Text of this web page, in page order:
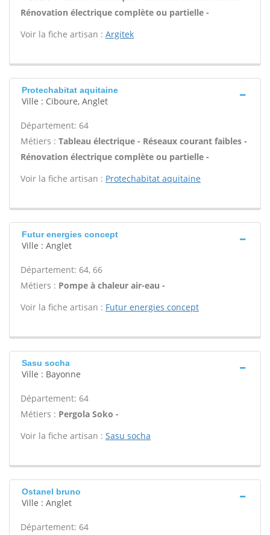
Rénovation électrique complète ou partielle -
Voir la fiche artisan : Argitek
Protechabitat aquitaine
Ville : Ciboure, Anglet
Département: 64
Métiers : Tableau électrique - Réseaux courant faibles -
Rénovation électrique complète ou partielle -
Voir la fiche artisan : Protechabitat aquitaine
Futur energies concept
Ville : Anglet
Département: 64, 66
Métiers : Pompe à chaleur air-eau -
Voir la fiche artisan : Futur energies concept
Sasu socha
Ville : Bayonne
Département: 64
Métiers : Pergola Soko -
Voir la fiche artisan : Sasu socha
Ostanel bruno
Ville : Anglet
Département: 64